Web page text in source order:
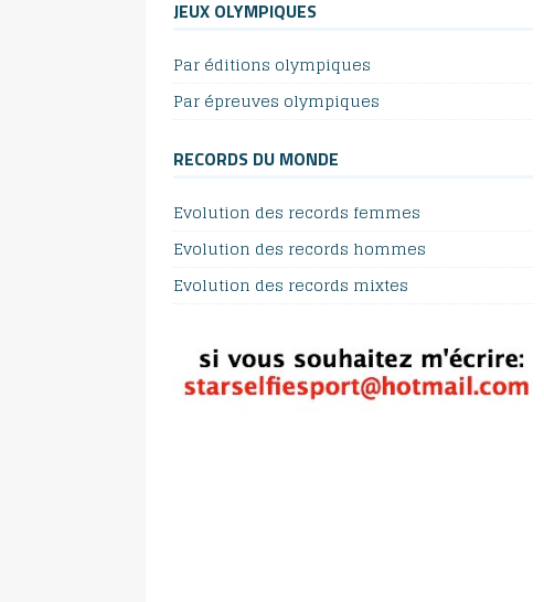
JEUX OLYMPIQUES
Par éditions olympiques
Par épreuves olympiques
RECORDS DU MONDE
Evolution des records femmes
Evolution des records hommes
Evolution des records mixtes